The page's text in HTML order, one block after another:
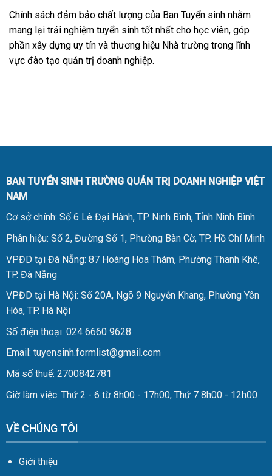
Chính sách đảm bảo chất lượng của Ban Tuyển sinh nhằm
mang lại trải nghiệm tuyển sinh tốt nhất cho học viên, góp
phần xây dựng uy tín và thương hiệu Nhà trường trong lĩnh
vực đào tạo quản trị doanh nghiệp.
BAN TUYỂN SINH TRƯỜNG QUẢN TRỊ DOANH NGHIỆP VIỆT
NAM
Cơ sở chính: Số 6 Lê Đại Hành, TP Ninh Bình, Tỉnh Ninh Bình
Phân hiệu: Số 2, Đường Số 1, Phường Bàn Cờ, TP. Hồ Chí Minh
VPĐD tại Đà Nẵng: 87 Hoàng Hoa Thám, Phường Thanh Khê,
TP. Đà Nẵng
VPĐD tại Hà Nội: Số 20A, Ngõ 9 Nguyễn Khang, Phường Yên
Hòa, TP. Hà Nội
Số điện thoại: 024 6660 9628
Email: tuyensinh.formlist@gmail.com
Mã số thuế: 2700842781
Giờ làm việc: Thứ 2 - 6 từ 8h00 - 17h00, Thứ 7 8h00 - 12h00
VỀ CHÚNG TÔI
Giới thiệu